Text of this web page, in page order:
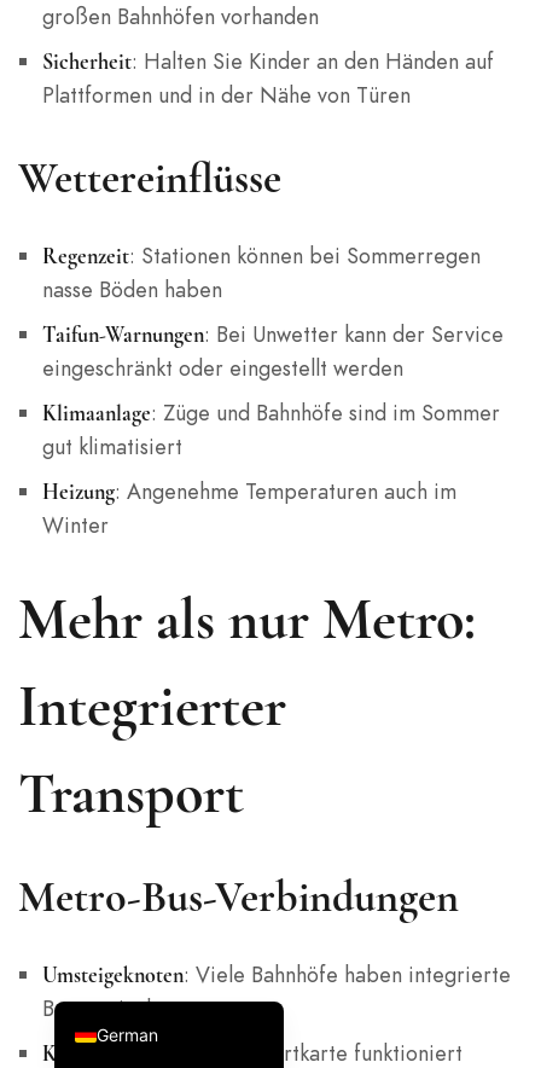
großen Bahnhöfen vorhanden
Sicherheit: Halten Sie Kinder an den Händen auf
Plattformen und in der Nähe von Türen
Wettereinflüsse
Regenzeit: Stationen können bei Sommerregen
nasse Böden haben
Taifun-Warnungen: Bei Unwetter kann der Service
eingeschränkt oder eingestellt werden
Klimaanlage: Züge und Bahnhöfe sind im Sommer
gut klimatisiert
Heizung: Angenehme Temperaturen auch im
Winter
Mehr als nur Metro:
Integrierter
Transport
Metro-Bus-Verbindungen
Umsteigeknoten: Viele Bahnhöfe haben integrierte
Busterminals
Kombireisen : Ihre Transportkarte funktioniert
German
English
Chinese (Hong Kong)
Japanese
French
Italian